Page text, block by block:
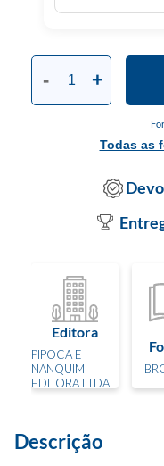
Todas as
- +
Editora
PIPOCA E
NANQUIM
EDITORA LTDA
Descrição